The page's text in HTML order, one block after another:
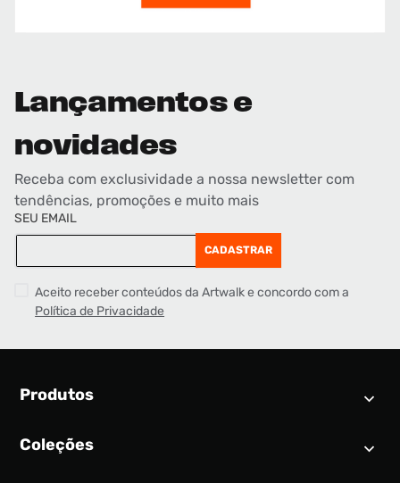
Lançamentos e
novidades
Receba com exclusividade a nossa newsletter com
tendências, promoções e muito mais
SEU EMAIL
CADASTRAR
Aceito receber conteúdos da Artwalk e concordo com a
Política de Privacidade
Produtos
Calendário SNEAKER
Coleções